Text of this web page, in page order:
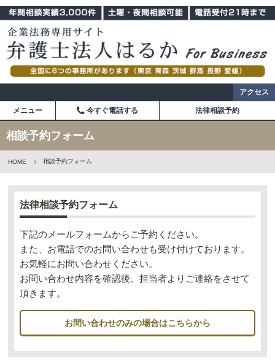
アクセス
メニュー 今すぐ電話する 法律相談予約
相談予約フォーム
HOME 相談予約フォーム
法律相談予約フォーム
下記のメールフォームからご予約ください。
また、お電話でのお問い合わせも受け付けております。
お気軽にお問い合わせください。
お問い合わせ内容を確認後、担当者よりご連絡をさせて
頂きます。
お問い合わせのみの場合はこちらから